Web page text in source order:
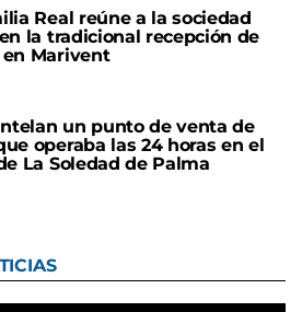
Real reúne a la sociedad
la tradicional recepción de
Marivent
un punto de venta de
operaba las 24 horas en el
La Soledad de Palma